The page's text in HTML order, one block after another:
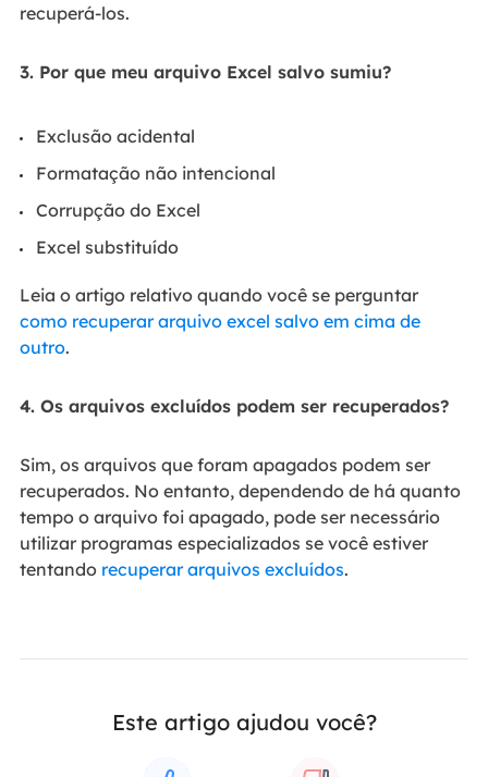
recuperá-los.
3. Por que meu arquivo Excel salvo sumiu?
Exclusão acidental
Formatação não intencional
Corrupção do Excel
Excel substituído
Leia o artigo relativo quando você se perguntar
como recuperar arquivo excel salvo em cima de
outro.
4. Os arquivos excluídos podem ser recuperados?
Sim, os arquivos que foram apagados podem ser
recuperados. No entanto, dependendo de há quanto
tempo o arquivo foi apagado, pode ser necessário
utilizar programas especializados se você estiver
tentando recuperar arquivos excluídos.
Este artigo ajudou você?